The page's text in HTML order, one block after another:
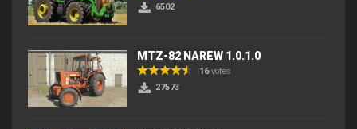
6502
MTZ-82 NAREW 1.0.1.0
16votes
27573